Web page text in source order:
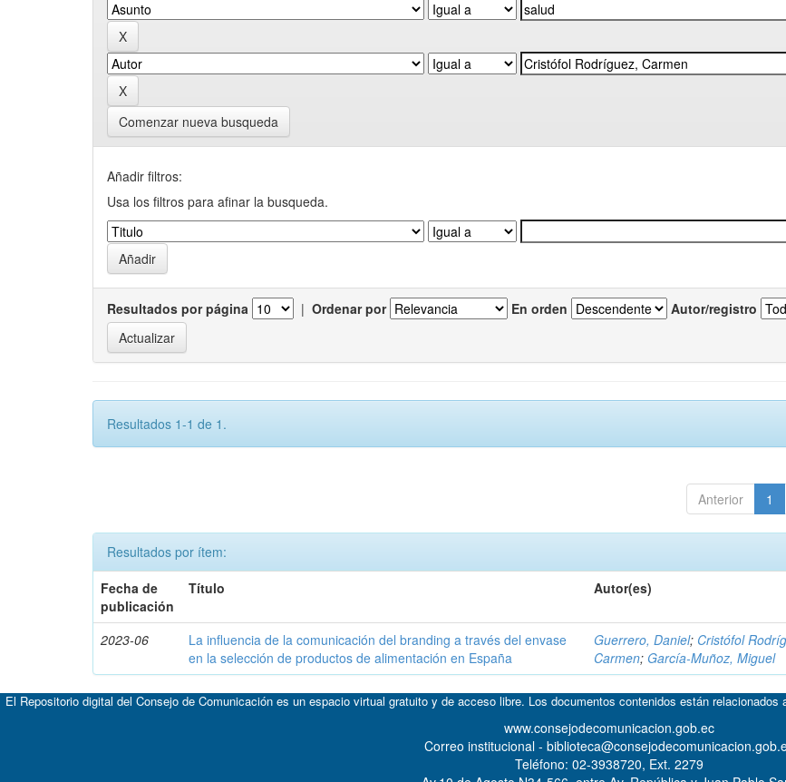
Comenzar nueva busqueda
Añadir filtros:
Usa los filtros para afinar la busqueda.
Resultados por página | Ordenar por En orden Autor/registro
Resultados 1-1 de 1.
Anterior 1
Resultados por ítem:
Fecha de
publicación
Título Autor(es)
2023-06
La influencia de la comunicación del branding a través del envase
en la selección de productos de alimentación en España
Guerrero, Daniel; Cristófol
Carmen; García-Muñoz, Miguel
El Repositorio digital del Consejo de Comunicación es un espacio virtual gratuito y de acceso libre. Los documentos contenidos están
www.consejodecomunicacion.gob.ec
Correo institucional -
Teléfono: 02-3938720, Ext. 2279